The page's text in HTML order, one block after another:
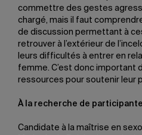
commettre des gestes
chargé, mais il faut
de discussion permettant à
retrouver à l’extérieur de
leurs difficultés à entrer en
femme. C’est donc important
ressources pour soutenir leur
À la recherche de
Candidate à la maîtrise en